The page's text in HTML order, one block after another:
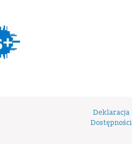
Deklaracja
Dostępności